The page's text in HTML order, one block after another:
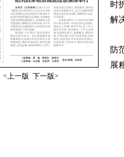
<上一版 下一版>
时
解
防
展